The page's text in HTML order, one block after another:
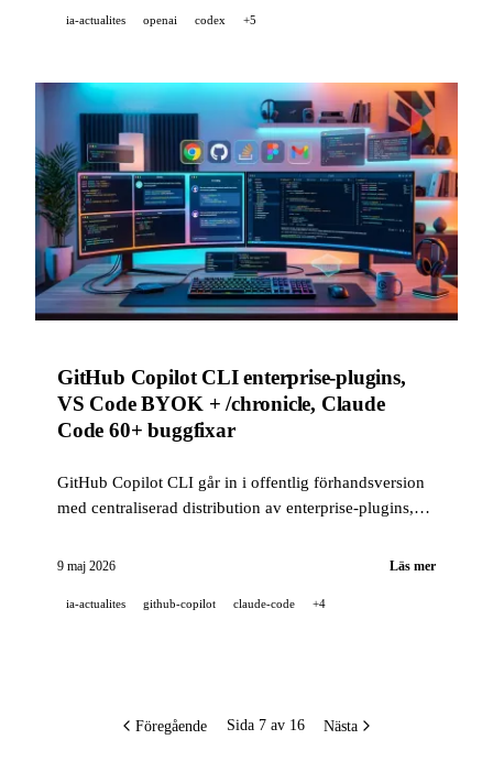
ia-actualites openai codex +5
GitHub Copilot CLI enterprise-plugins,
VS Code BYOK + /chronicle, Claude
Code 60+ buggfixar
GitHub Copilot CLI går in i offentlig förhandsversion
med centraliserad distribution av enterprise-plugins,
och Claude Code levererar 60+ tillförlitlighetsfixar den
9 maj 2026 Läs mer
ia-actualites github-copilot claude-code +4
Föregående Sida 7 av 16 Nästa